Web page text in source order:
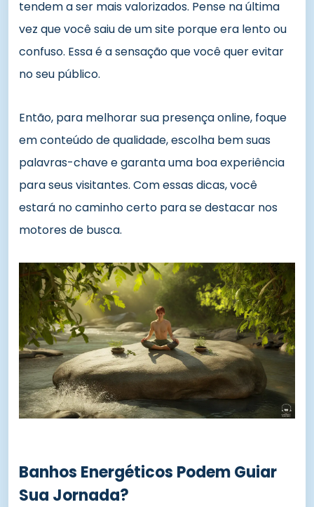
tendem a ser mais valorizados. Pense na última
vez que você saiu de um site porque era lento ou
confuso. Essa é a sensação que você quer evitar
no seu público.
Então, para melhorar sua presença online, foque
em conteúdo de qualidade, escolha bem suas
palavras-chave e garanta uma boa experiência
para seus visitantes. Com essas dicas, você
estará no caminho certo para se destacar nos
motores de busca.
Banhos Energéticos Podem Guiar
Sua Jornada?